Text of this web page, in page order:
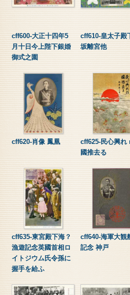
cff600-大正十四年5
月十日今上陛下銀婚
御式之園
cff610-皇太子殿
坂離宮他
cff620-肖像 鳳凰
cff625-民心興れ
國推去る
cff635-東宮殿下海？
漁遊記念英國首相ロ
イトジウム氏令孫に
握手を給ふ
cff640-海軍大観
記念 神戸